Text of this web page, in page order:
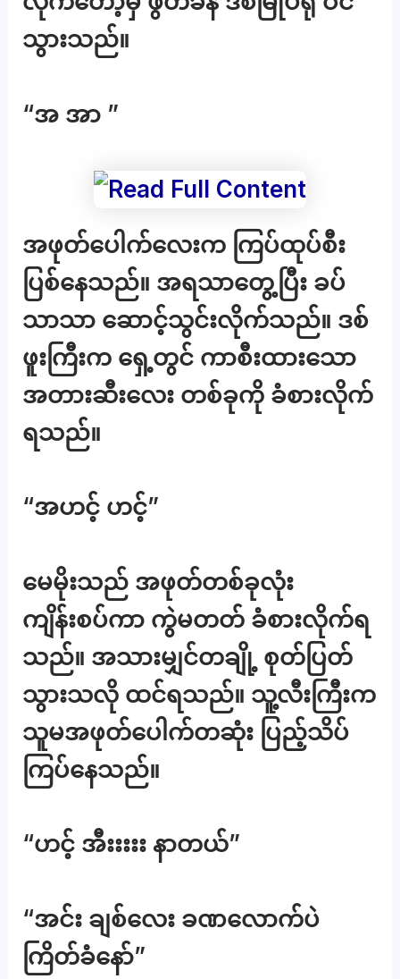
သွားသည်။
“အ အာ ”
အဖုတ်ပေါက်လေးက ကြပ်ထုပ်စီး
ပြစ်နေသည်။ အရသာတွေ့ပြီး ခပ်
သာသာ ဆောင့်သွင်းလိုက်သည်။ ဒစ်
ဖူးကြီးက ရှေ့တွင် ကာစီးထားသော
အတားဆီးလေး တစ်ခုကို ခံစားလိုက်
ရသည်။
“အဟင့် ဟင့်”
မေမိုးသည် အဖုတ်တစ်ခုလုံး
ကျိန်းစပ်ကာ ကွဲမတတ် ခံစားလိုက်ရ
သည်။ အသားမျှင်တချို့ စုတ်ပြတ်
သွားသလို ထင်ရသည်။ သူ့လီးကြီးက
သူမအဖုတ်ပေါက်တဆုံး ပြည့်သိပ်
ကြပ်နေသည်။
“ဟင့် အီးးးးး နာတယ်”
“အင်း ချစ်လေး ခဏလောက်ပဲ
ကြိတ်ခံနော်”